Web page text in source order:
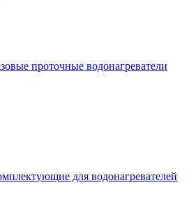
проточные водонагреватели
для водонагревателей